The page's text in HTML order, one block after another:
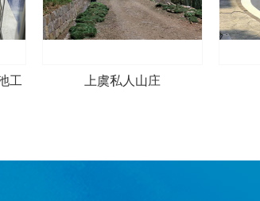
工 上虞私人山庄